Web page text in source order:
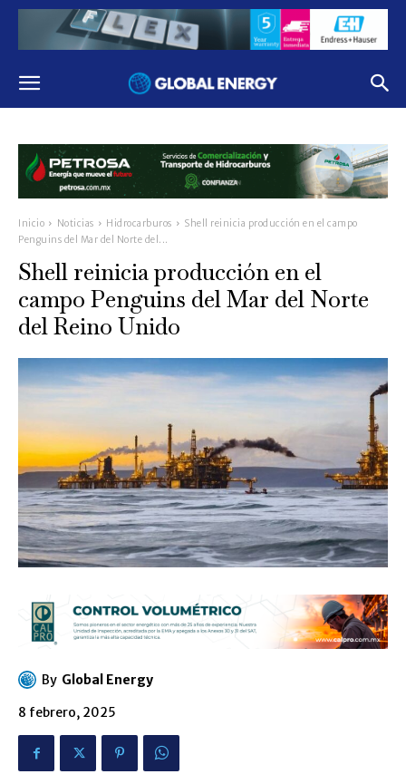
Inicio Noticias Hidrocarburos
Shell reinicia producción en el campo
Penguins del Mar del Norte del...
Shell reinicia producción en el
campo Penguins del Mar del Norte
del Reino Unido
By Global Energy
8 febrero, 2025